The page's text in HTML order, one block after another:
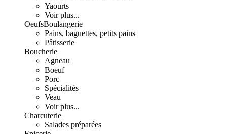
Yaourts
Voir plus...
OeufsBoulangerie
Pains, baguettes, petits pains
Pâtisserie
Boucherie
Agneau
Boeuf
Porc
Spécialités
Veau
Voir plus...
Charcuterie
Salades préparées